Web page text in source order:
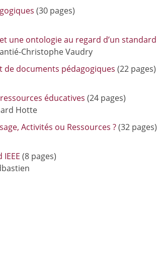
(30 pages)
une ontologie au regard d’un standard
Christophe Vaudry
de documents pédagogiques (22 pages)
éducatives (24 pages)
Hotte
Activités ou Ressources ?(32 pages)
(8 pages)